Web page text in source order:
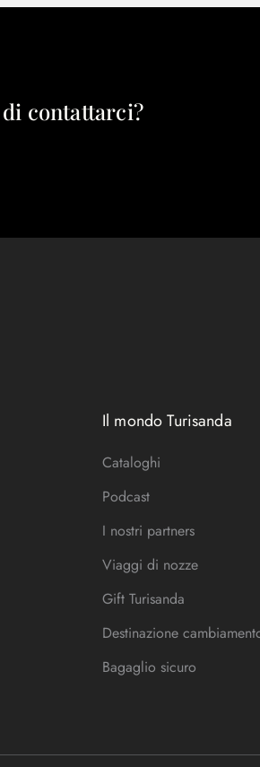
contattarci?
Il mondo Turisanda
Cataloghi
Podcast
I nostri partners
Viaggi di nozze
Gift Turisanda
Destinazione
Bagaglio sicuro